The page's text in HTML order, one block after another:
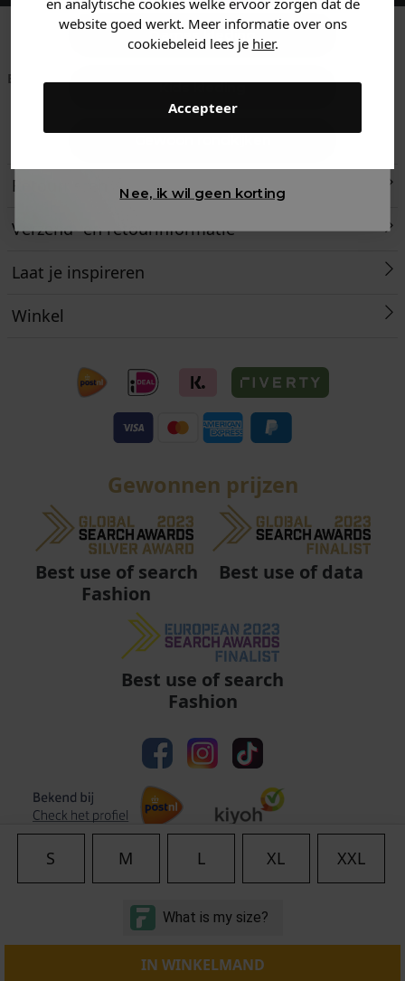
website goed werkt. Meer informatie over ons
cookiebeleid lees je hier.
Accepteer
S M L XL XXL
IN WINKELMAND
Betaal achteraf met
Retourneren
Verzend- en retourinformatie
Laat je inspireren
Winkel
Gewonnen prijzen
Best use of search
Fashion
Best use of data
Best use of search
Fashion
Algemene voorwaarden | Privacy
© Copyright 2011 - 2026 Soccerfanshop
Dames kleding
Kids kleding
Nee, ik wil geen korting